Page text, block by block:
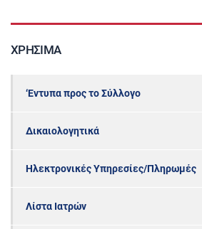
ΧΡΉΣΙΜΑ
‘Εντυπα προς το Σύλλογο
Δικαιολογητικά
Ηλεκτρονικές Υπηρεσίες/Πληρωμές
Λίστα Ιατρών